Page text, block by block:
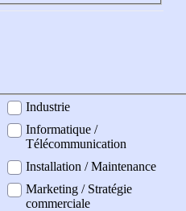
Industrie
Informatique /
Télécommunication
Installation / Maintenance
Marketing / Stratégie
commerciale